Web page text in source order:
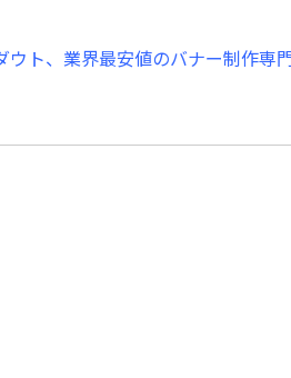
ウト、業界最安値のバナー制作専